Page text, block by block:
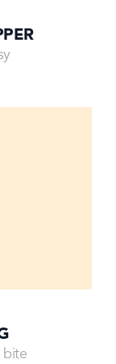
bite